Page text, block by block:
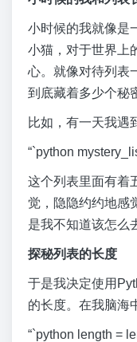
小时候的我就像是
小猫，对于世界上
心。就像对待列表
到底藏着多少个秘
比如，有一天我遇
“`python
这个列表里面有着
觉，隐隐约约地感
是我不知道该怎么
探秘列表的长度
于是我决定使用
的长度。在我脑海
“`python length =